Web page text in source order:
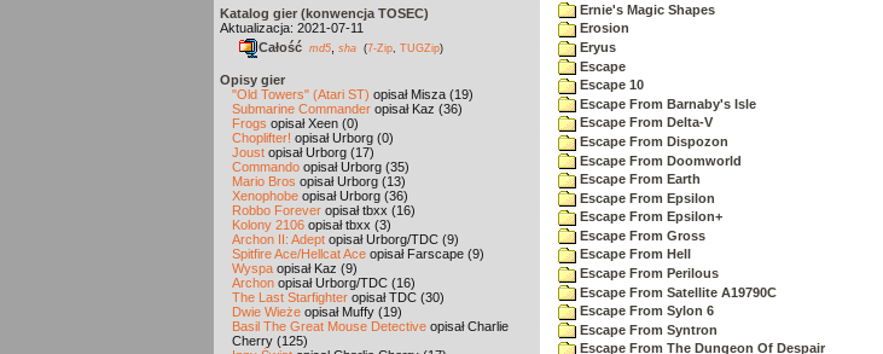
Katalog gier (konwencja TOSEC)
Aktualizacja: 2021-07-11
Całość md5 sha (7-Zip TUGZip)
Opisy gier
"Old Towers" (Atari ST) opisał Misza (19)
Submarine Commander opisał Kaz (36)
Frogs opisał Xeen (0)
Choplifter! opisał Urborg (0)
Joust opisał Urborg (17)
Commando opisał Urborg (35)
Mario Bros opisał Urborg (13)
Xenophobe opisał Urborg (36)
Robbo Forever opisał tbxx (16)
Kolony 2106 opisał tbxx (3)
Archon II: Adept opisał Urborg/TDC (9)
Spitfire Ace/Hellcat Ace opisał Farscape (9)
Wyspa opisał Kaz (9)
Archon opisał Urborg/TDC (16)
The Last Starfighter opisał TDC (30)
Dwie Wieże opisał Muffy (19)
Basil The Great Mouse Detective opisał Charlie
Cherry (125)
Ernie's Magic Shapes
Erosion
Eryus
Escape
Escape 10
Escape From Barnaby's Isle
Escape From Delta-V
Escape From Dispozon
Escape From Doomworld
Escape From Earth
Escape From Epsilon
Escape From Epsilon+
Escape From Gross
Escape From Hell
Escape From Perilous
Escape From Satellite A19790C
Escape From Sylon 6
Escape From Syntron
Escape From The Dungeon Of Despair